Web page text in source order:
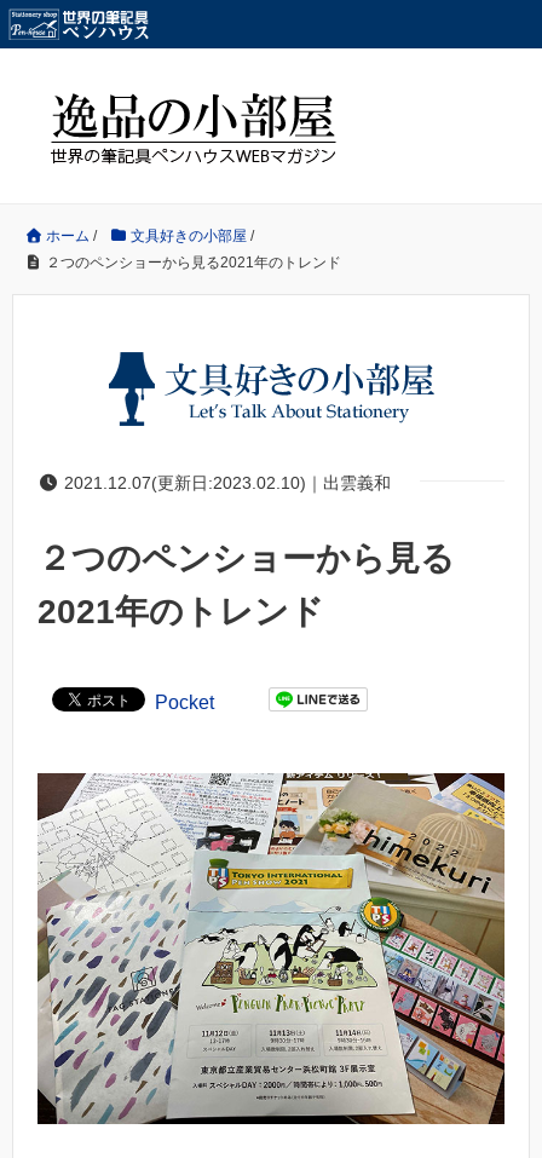
ホーム / 文具好きの小部屋 /
２つのペンショーから見る2021年のトレンド
2021.12.07(更新日:2023.02.10)｜出雲義和
２つのペンショーから見る
2021年のトレンド
Pocket